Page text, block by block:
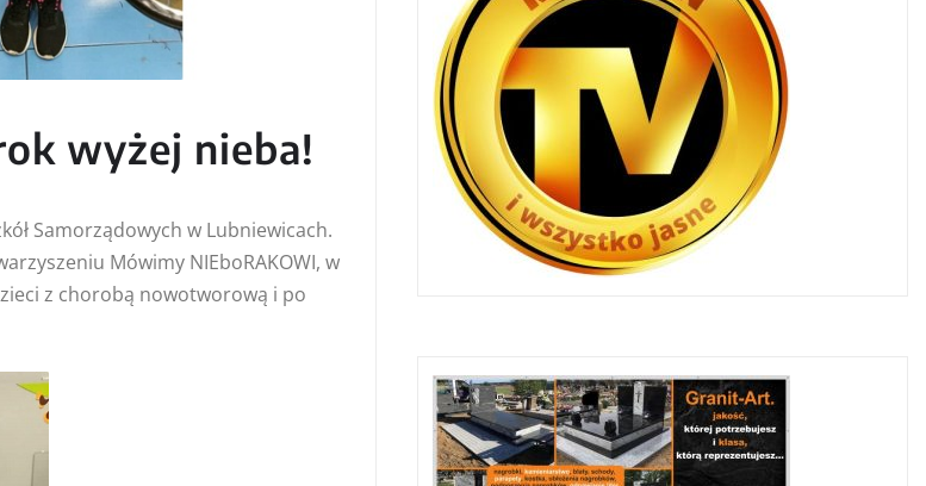
wyżej nieba!
Samorządowych w Lubniewicach.
Mówimy NIEboRAKOWI, w
z chorobą nowotworową i po